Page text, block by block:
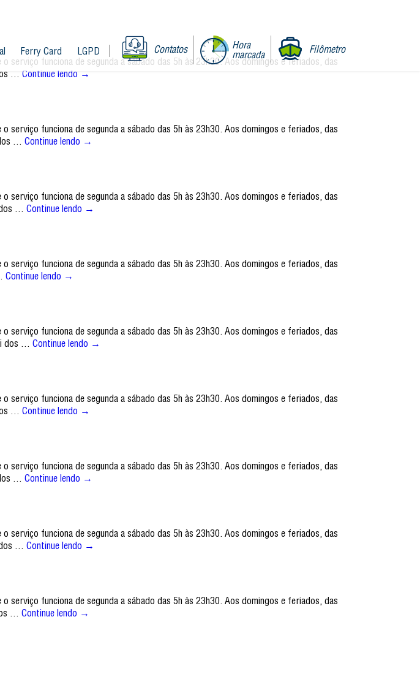
Contatos
Hora
marcada
Filômetro
Ferry Card LGPD
funciona de segunda a sábado das 5h às 23h30. Aos domingos e feriados, das
… Continue lendo →
funciona de segunda a sábado das 5h às 23h30. Aos domingos e feriados, das
… Continue lendo →
funciona de segunda a sábado das 5h às 23h30. Aos domingos e feriados, das
… Continue lendo →
funciona de segunda a sábado das 5h às 23h30. Aos domingos e feriados, das
Continue lendo →
funciona de segunda a sábado das 5h às 23h30. Aos domingos e feriados, das
dos … Continue lendo →
funciona de segunda a sábado das 5h às 23h30. Aos domingos e feriados, das
… Continue lendo →
funciona de segunda a sábado das 5h às 23h30. Aos domingos e feriados, das
… Continue lendo →
funciona de segunda a sábado das 5h às 23h30. Aos domingos e feriados, das
… Continue lendo →
funciona de segunda a sábado das 5h às 23h30. Aos domingos e feriados, das
… Continue lendo →